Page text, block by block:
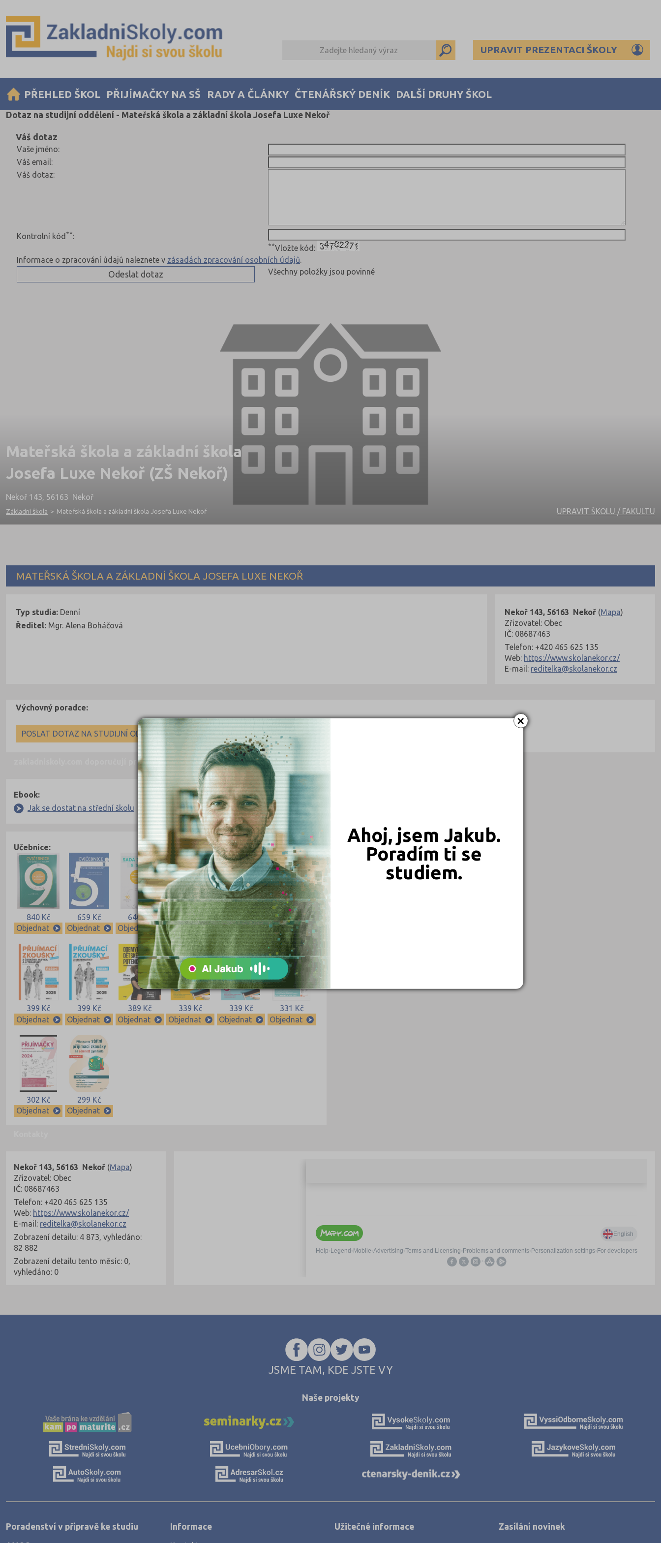
×
Ahoj, jsem Jakub.
Poradím ti se
studiem.
UPRAVIT PREZENTACI ŠKOLY
PŘEHLED ŠKOL PŘIJÍMAČKY NA SŠ RADY A ČLÁNKY ČTENÁŘSKÝ DENÍK DALŠÍ DRUHY ŠKOL
Dotaz na studijní oddělení - Mateřská škola a základní škola Josefa Luxe Nekoř
Váš dotaz
Vaše jméno:
Váš email:
Váš dotaz:
Kontrolní kód **:
**Vložte kód:
Informace o zpracování údajů naleznete v zásadách zpracování osobních údajů.
Všechny položky jsou povinné
Mateřská škola a základní škola
Josefa Luxe Nekoř (ZŠ Nekoř)
Nekoř 143, 56163 Nekoř
Základní škola > Mateřská škola a základní škola Josefa Luxe Nekoř UPRAVIT ŠKOLU / FAKULTU
MATEŘSKÁ ŠKOLA A ZÁKLADNÍ ŠKOLA JOSEFA LUXE NEKOŘ
Nekoř 143, 56163 Nekoř (Mapa)
Zřizovatel: Obec
IČ: 08687463
Telefon: +420 465 625 135
Web: https://www.skolanekor.cz/
E-mail: reditelka@skolanekor.cz
Typ studia: Denní
Ředitel: Mgr. Alena Boháčová
Výchovný poradce:
POSLAT DOTAZ NA STUDIJNÍ ODDĚLENÍ
zakladniskoly.com doporučují pro přípravuNahoru
Ebook:
Jak se dostat na střední školu
Učebnice:
840 Kč
Objednat
659 Kč
Objednat
640 Kč
Objednat
640 Kč
Objednat
549 Kč
Objednat
450 Kč
Objednat
399 Kč
Objednat
399 Kč
Objednat
389 Kč
Objednat
339 Kč
Objednat
339 Kč
Objednat
331 Kč
Objednat
302 Kč
Objednat
299 Kč
Objednat
Nekoř 143, 56163 Nekoř (Mapa)
Zřizovatel: Obec
IČ: 08687463
Telefon: +420 465 625 135
Web: https://www.skolanekor.cz/
E-mail: reditelka@skolanekor.cz
Zobrazení detailu: 4 873, vyhledáno:
82 882
Zobrazení detailu tento měsíc: 0,
vyhledáno: 0
JSME TAM, KDE JSTE VY
Naše projekty
Poradenství v přípravě ke studiu Informace Užitečné informace Zasílání novinek